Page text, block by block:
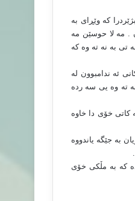
که وێڕای به
. مه لا حوسێن مه
تی به نه ته وه که
ئه ندامبوون له
ته وه یی سه رده
کاتی خۆی دا خاوه
به جێگه یاندووه
.
که به مڵکی خۆی